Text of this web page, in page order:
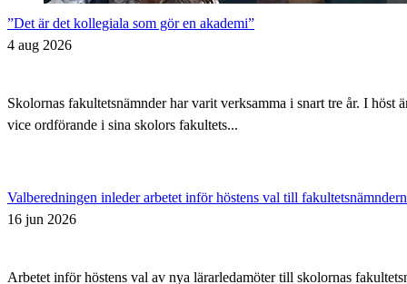
”Det är det kollegiala som gör en akademi”
4 aug 2026
Skolornas fakultetsnämnder har varit verksamma i snart tre år. I
vice ordförande i sina skolors fakultets...
Valberedningen inleder arbetet inför höstens val till
16 jun 2026
Arbetet inför höstens val av nya lärarledamöter till skolornas